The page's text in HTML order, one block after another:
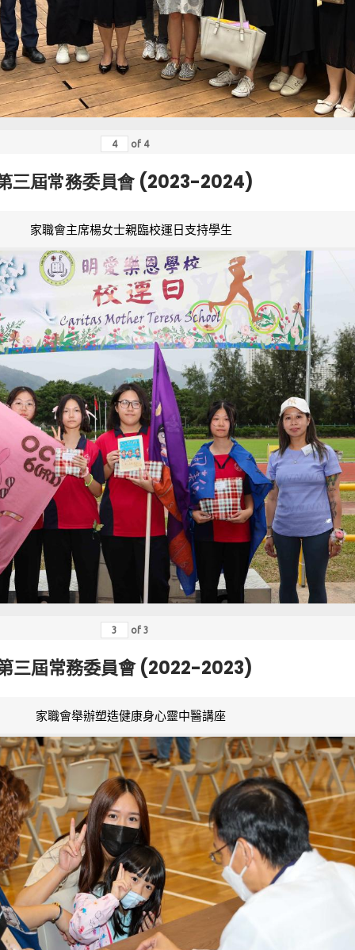
of 4
三屆常務委員會 (2023-2024)
家職會主席楊女士親臨校運日支持學生
of 3
三屆常務委員會 (2022-2023)
家職會舉辦塑造健康身心靈中醫講座